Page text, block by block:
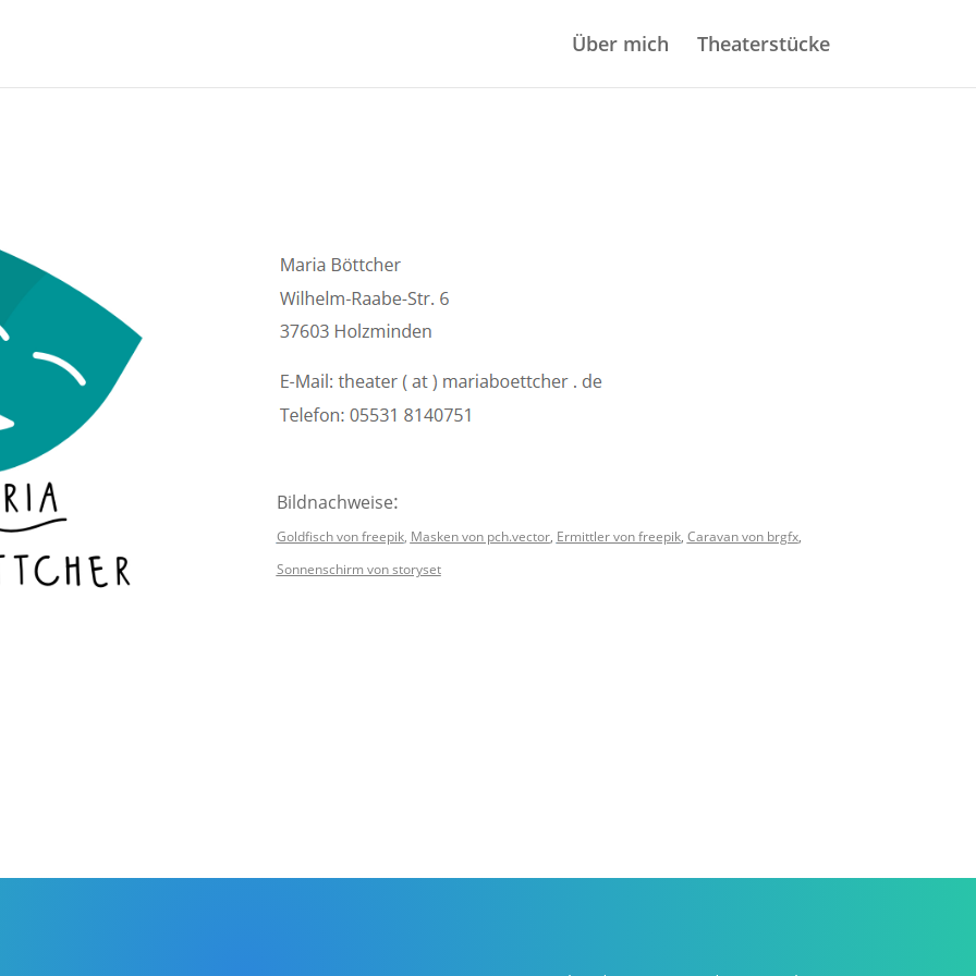
Über mich Theaterstücke
Bildnachweise:
Goldfisch von freepik, Masken von pch.vector, Ermittler von freepik, Caravan von brgfx,
Sonnenschirm von storyset